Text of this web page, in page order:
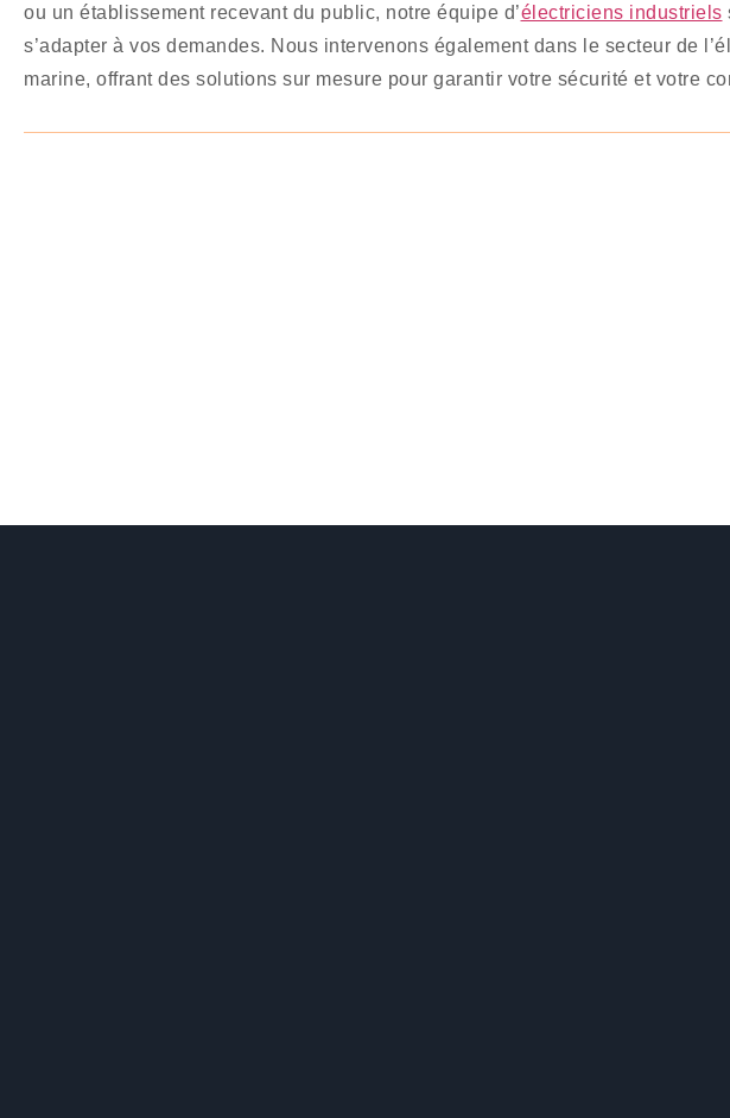
ou un établissement recevant du public, notre équipe d’électriciens industriels
s’adapter à vos demandes. Nous intervenons également dans le secteur de
marine, offrant des solutions sur mesure pour garantir votre sécurité et votre